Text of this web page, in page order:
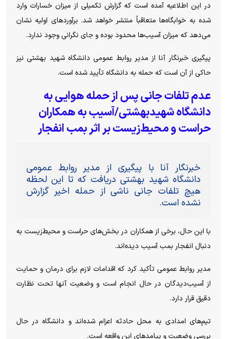
در این اطلاعیه آمده است که گزارش تکمیلی از میزان خسارات وارد
شده به خوابگاه‌ها متعاقباً منتشر خواهد شد. برآورد‌های اولیه نشان
می‌دهد که میزان آسیب‌ها محدود بوده و جای نگرانی وجود ندارد.
پیگیری خبرنگار آنا از مدیر روابط عمومی دانشگاه شهید بهشتی نیز
حاکی از آن است که حمله به دانشگاه تأیید شده است.
عدم تلفات جانی پس از حمله هوایی به
دانشگاه شهیدبهشتی/آسیب به همکاران
حراست و محیط‌زیست بر اثر بمب انفجار
خبرنگار آنا با پیگیری از مدیر روابط عمومی
دانشگاه شهید بهشتی دریافت که تا این لحظه
هیچ تلفات جانی ناشی از حمله اخیر گزارش
نشده است.
با این حال، برخی از همکاران در بخش‌های حراست و محیط‌زیست به
دنبال انفجار بمب آسیب دیده‌اند.
مدیر روابط عمومی تأکید کرد که اقدامات لازم برای درمان و حمایت
از آسیب‌دیدگان در حال انجام است و وضعیت آنها تحت نظارت
دقیق قرار دارد.
تیم‌های امدادی به محل حادثه اعزام شده‌اند و دانشگاه در حال
بررسی وضعیت و پیامد‌های این واقعه است.